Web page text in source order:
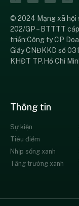
© 2024 Mạng xã hội
202/GP – BTTTT
triển:Công ty CP
Giấy CNĐKKD số
KHĐT TP.Hồ Chí
Thông tin
Sự kiện
Tiêu điểm
Nhịp sống xanh
Tăng trưởng xanh